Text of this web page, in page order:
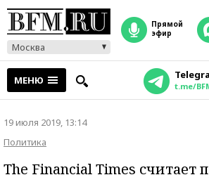
Москва
прямой
эфир
МЕНЮ t.me/
19 июля 2019, 13:14
Политика
The Financial Times считает